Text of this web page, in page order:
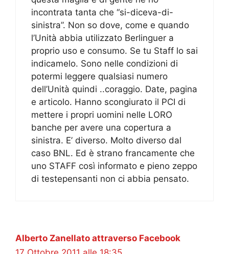
incontrata tanta che “si-diceva-di-
sinistra”. Non so dove, come e quando
l’Unità abbia utilizzato Berlinguer a
proprio uso e consumo. Se tu Staff lo sai
indicamelo. Sono nelle condizioni di
potermi leggere qualsiasi numero
dell’Unità quindi ..coraggio. Date, pagina
e articolo. Hanno scongiurato il PCI di
mettere i propri uomini nelle LORO
banche per avere una copertura a
sinistra. E’ diverso. Molto diverso dal
caso BNL. Ed è strano francamente che
uno STAFF così informato e pieno zeppo
di testepensanti non ci abbia pensato.
Alberto Zanellato attraverso Facebook